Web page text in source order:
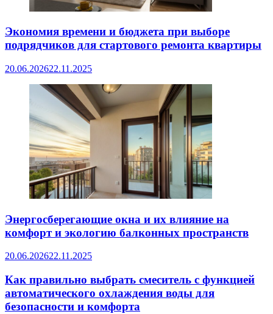
Экономия времени и бюджета при выборе
подрядчиков для стартового ремонта квартиры
20.06.202622.11.2025
Энергосберегающие окна и их влияние на
комфорт и экологию балконных пространств
20.06.202622.11.2025
Как правильно выбрать смеситель с функцией
автоматического охлаждения воды для
безопасности и комфорта